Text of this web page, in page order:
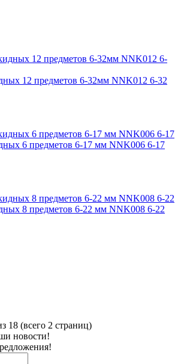
12 предметов 6-32мм NNK012 6-32
6 предметов 6-17 мм NNK006 6-17
8 предметов 6-22 мм NNK008 6-22
18 (всего 2 страниц)
новости!